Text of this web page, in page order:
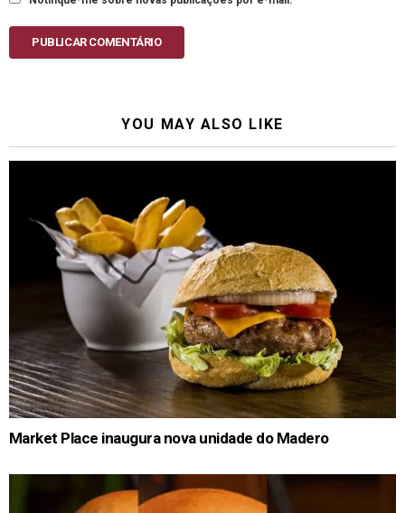
PUBLICAR COMENTÁRIO
YOU MAY ALSO LIKE
Market Place inaugura nova unidade do Madero